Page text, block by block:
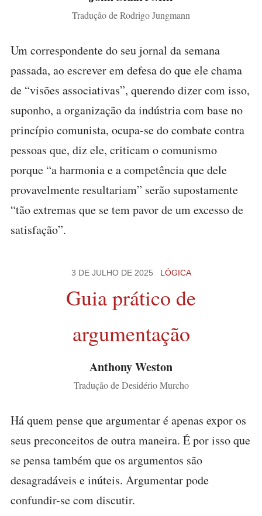
Tradução de Rodrigo Jungmann
Um correspondente do seu jornal da semana
passada, ao escrever em defesa do que ele chama
de “visões associativas”, querendo dizer com isso,
suponho, a organização da indústria com base no
princípio comunista, ocupa-se do combate contra
pessoas que, diz ele, criticam o comunismo
porque “a harmonia e a competência que dele
provavelmente resultariam” serão supostamente
“tão extremas que se tem pavor de um excesso de
satisfação”.
3 DE JULHO DE 2025 LÓGICA
Guia prático de
argumentação
Anthony Weston
Tradução de Desidério Murcho
Há quem pense que argumentar é apenas expor os
seus preconceitos de outra maneira. É por isso que
se pensa também que os argumentos são
desagradáveis e inúteis. Argumentar pode
confundir-se com discutir.